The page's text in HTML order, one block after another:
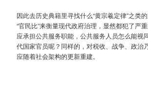
因此去历史典籍里寻找什么“黄宗羲定律”之类
“官民比”来衡量现代政府治理，显然都犯了严
应承担公共服务职能，公共服务人员怎么能视
代国家官员呢？同样的，对税收、战争、政治
应随着社会架构的更新重建。